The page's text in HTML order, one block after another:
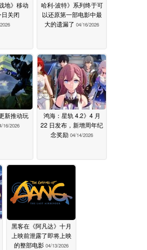
地》移动
关闭
哈利-波特》系列终于可
以还原第一部电影中最
大的遗漏了 04/16/2026
新推动玩
16/2026
鸿海：星轨 4.2》4 月
22 日发布，新增周年纪
念奖励 04/14/2026
黑客在《阿凡达》十月
上映前泄露了即将上映
的整部电影 04/13/2026